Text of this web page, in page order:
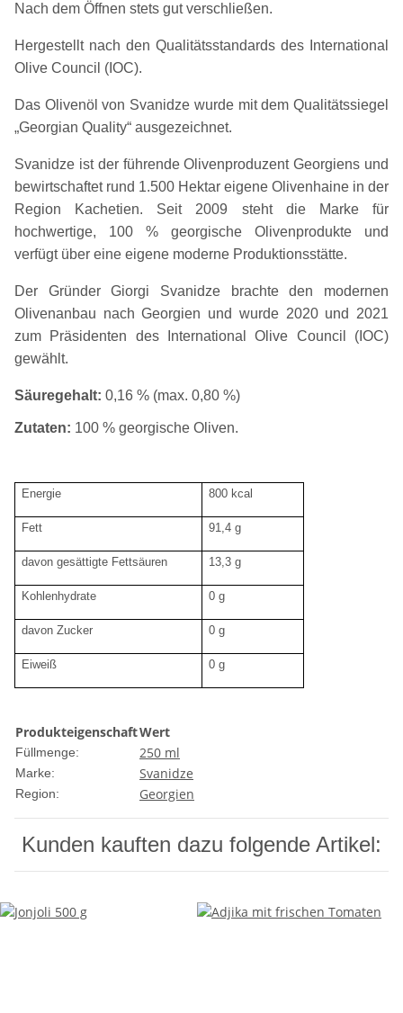
Nach dem Öffnen stets gut verschließen.
Hergestellt nach den Qualitätsstandards des International
Olive Council (IOC).
Das Olivenöl von Svanidze wurde mit dem Qualitätssiegel
„Georgian Quality“ ausgezeichnet.
Svanidze ist der führende Olivenproduzent Georgiens und
bewirtschaftet rund 1.500 Hektar eigene Olivenhaine in der
Region Kachetien. Seit 2009 steht die Marke für
hochwertige, 100 % georgische Olivenprodukte und
verfügt über eine eigene moderne Produktionsstätte.
Der Gründer Giorgi Svanidze brachte den modernen
Olivenanbau nach Georgien und wurde 2020 und 2021
zum Präsidenten des International Olive Council (IOC)
gewählt.
Säuregehalt: 0,16 % (max. 0,80 %)
Zutaten: 100 % georgische Oliven.
Energie 800 kcal
Fett 91,4 g
davon gesättigte Fettsäuren 13,3 g
Kohlenhydrate 0 g
davon Zucker 0 g
Eiweiß 0 g
ProdukteigenschaftWert
Füllmenge: 250 ml
Marke: Svanidze
Region: Georgien
Kunden kauften dazu folgende Artikel: